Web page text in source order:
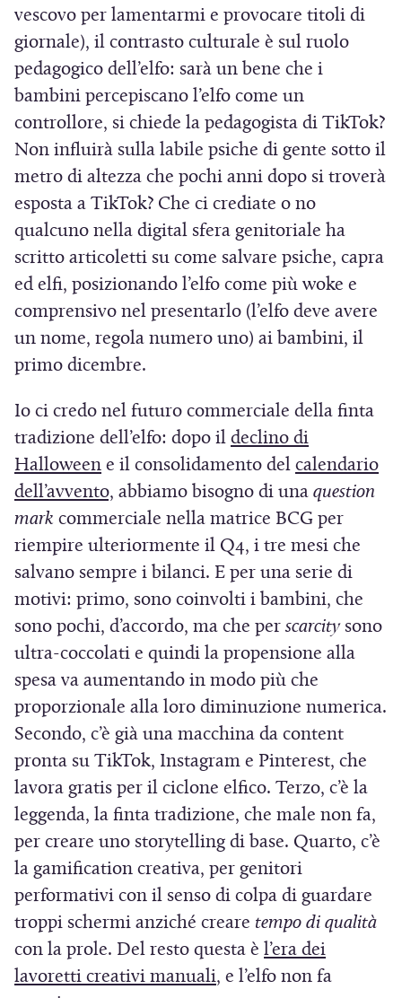
vescovo per lamentarmi e provocare titoli di
giornale), il contrasto culturale è sul ruolo
pedagogico dell’elfo: sarà un bene che i
bambini percepiscano l’elfo come un
controllore, si chiede la pedagogista di TikTok?
Non influirà sulla labile psiche di gente sotto il
metro di altezza che pochi anni dopo si troverà
esposta a TikTok? Che ci crediate o no
qualcuno nella digital sfera genitoriale ha
scritto articoletti su come salvare psiche, capra
ed elfi, posizionando l’elfo come più woke e
comprensivo nel presentarlo (l’elfo deve avere
un nome, regola numero uno) ai bambini, il
primo dicembre.
Io ci credo nel futuro commerciale della finta
tradizione dell’elfo: dopo il declino di
Halloween(
S
i
a
p
r
e
i
n
u
n
a
n
u
o
v
a
f
i
n
e il consolidamento del calendario
dell’avvento,
S
i
a
p
r
e
i
n
u
n
a
n
u
o
v
a
f
i
abbiamo bisogno di una question
mark commerciale nella matrice BCG per
riempire ulteriormente il Q4, i tre mesi che
salvano sempre i bilanci. E per una serie di
motivi: primo, sono coinvolti i bambini, che
sono pochi, d’accordo, ma che perscarcitysono
ultra-coccolati e quindi la propensione alla
spesa va aumentando in modo più che
proporzionale alla loro diminuzione numerica.
Secondo, c’è già una macchina da content
pronta su TikTok, Instagram e Pinterest, che
lavora gratis per il ciclone elfico. Terzo, c’è la
leggenda, la finta tradizione, che male non fa,
per creare uno storytelling di base. Quarto, c’è
la gamification creativa, per genitori
performativi con il senso di colpa di guardare
troppi schermi anziché creare tempo di qualità
con la prole. Del resto questa è l’era dei
lavoretti creativi manuali(, e l’elfo non fa